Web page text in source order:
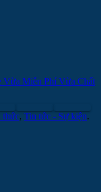
Vừa Miễn Phí Vừa Chất
thức, Tin tức - Sự kiện.